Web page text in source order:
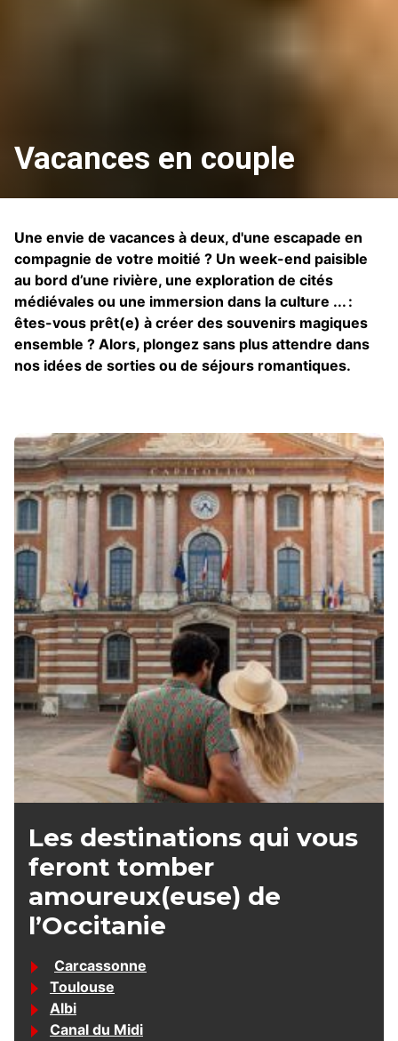
Vacances en couple
Une envie de vacances à deux, d'une escapade en
compagnie de votre moitié ? Un week-end paisible
au bord d’une rivière, une exploration de cités
médiévales ou une immersion dans la culture ... :
êtes-vous prêt(e) à créer des souvenirs magiques
ensemble ? Alors, plongez sans plus attendre dans
nos idées de sorties ou de séjours romantiques.
Les destinations qui vous
feront tomber
amoureux(euse) de
l’Occitanie
Carcassonne
Toulouse
Albi
Canal du Midi